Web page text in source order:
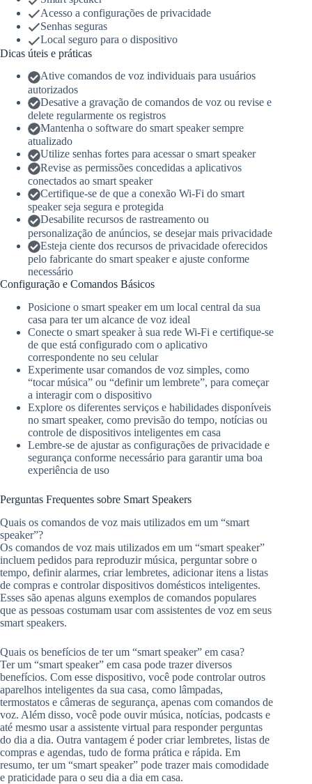
Acesso a configurações de privacidade
Senhas seguras
Local seguro para o dispositivo
Dicas úteis e práticas
Ative comandos de voz individuais para usuários
autorizados
Desative a gravação de comandos de voz ou revise e
delete regularmente os registros
Mantenha o software do smart speaker sempre
atualizado
Utilize senhas fortes para acessar o smart speaker
Revise as permissões concedidas a aplicativos
conectados ao smart speaker
Certifique-se de que a conexão Wi-Fi do smart
speaker seja segura e protegida
Desabilite recursos de rastreamento ou
personalização de anúncios, se desejar mais privacidade
Esteja ciente dos recursos de privacidade oferecidos
pelo fabricante do smart speaker e ajuste conforme
necessário
Configuração e Comandos Básicos
Posicione o smart speaker em um local central da sua
casa para ter um alcance de voz ideal
Conecte o smart speaker à sua rede Wi-Fi e certifique-se
de que está configurado com o aplicativo
correspondente no seu celular
Experimente usar comandos de voz simples, como
“tocar música” ou “definir um lembrete”, para começar
a interagir com o dispositivo
Explore os diferentes serviços e habilidades disponíveis
no smart speaker, como previsão do tempo, notícias ou
controle de dispositivos inteligentes em casa
Lembre-se de ajustar as configurações de privacidade e
segurança conforme necessário para garantir uma boa
experiência de uso
Perguntas Frequentes sobre Smart Speakers
Quais os comandos de voz mais utilizados em um “smart
speaker”?
Os comandos de voz mais utilizados em um “smart speaker”
incluem pedidos para reproduzir música, perguntar sobre o
tempo, definir alarmes, criar lembretes, adicionar itens a listas
de compras e controlar dispositivos domésticos inteligentes.
Esses são apenas alguns exemplos de comandos populares
que as pessoas costumam usar com assistentes de voz em seus
smart speakers.
Quais os benefícios de ter um “smart speaker” em casa?
Ter um “smart speaker” em casa pode trazer diversos
benefícios. Com esse dispositivo, você pode controlar outros
aparelhos inteligentes da sua casa, como lâmpadas,
termostatos e câmeras de segurança, apenas com comandos de
voz. Além disso, você pode ouvir música, notícias, podcasts e
até mesmo usar a assistente virtual para responder perguntas
do dia a dia. Outra vantagem é poder criar lembretes, listas de
compras e agendas, tudo de forma prática e rápida. Em
resumo, ter um “smart speaker” pode trazer mais comodidade
e praticidade para o seu dia a dia em casa.